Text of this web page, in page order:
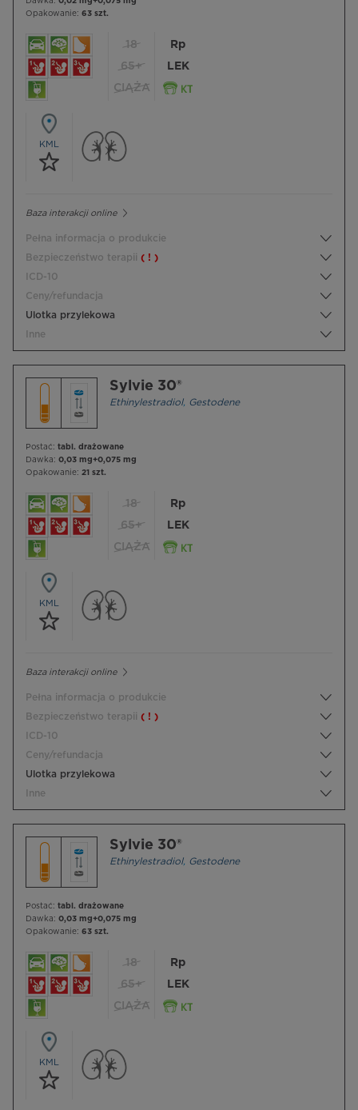
Opakowanie: 63 szt.
18
65+
CIĄŻA
Rp
LEK
KML
Baza interakcji online
Pełna informacja o produkcie
Bezpieczeństwo terapii ( ! )
ICD-10
Ceny/refundacja
Ulotka przylekowa
Inne
Sylvie 30®
Ethinylestradiol, Gestodene
Postać: tabl. drażowane
Dawka: 0,03 mg+0,075 mg
Opakowanie: 21 szt.
18
65+
CIĄŻA
Rp
LEK
KML
Baza interakcji online
Pełna informacja o produkcie
Bezpieczeństwo terapii ( ! )
ICD-10
Ceny/refundacja
Ulotka przylekowa
Inne
Sylvie 30®
Ethinylestradiol, Gestodene
Postać: tabl. drażowane
Dawka: 0,03 mg+0,075 mg
Opakowanie: 63 szt.
18
65+
CIĄŻA
Rp
LEK
KML